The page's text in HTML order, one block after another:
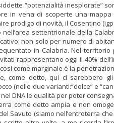
“potenzialità inesplorate”
in vena di scoperte una
prodigo di novità, il Cosentino
nell’area settentrionale della
non solo per numero di
in Calabria. Nel territorio
rappresentano oggi il 40%
come marginale è la
come detto, qui ci sarebbero
(nelle due varianti:“dolce” e
DNA le qualità per poter
come detto ampia e non
Savuto (siamo nell’entroterra